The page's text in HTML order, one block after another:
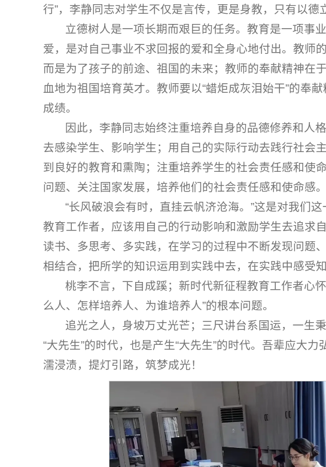
行”，李静同志对学生不仅是言传，更是身教，只有以德
立德树人是一项长期而艰巨的任务。教育是一项事
爱，是对自己事业不求回报的爱和全身心地付出。教师
而是为了孩子的前途、祖国的未来；教师的奉献精神在
血地为祖国培育英才。教师要以“蜡炬成灰泪始干”的奉
成绩。
因此，李静同志始终注重培养自身的品德修养和人
去感染学生、影响学生；用自己的实际行动去践行社会
到良好的教育和熏陶；注重培养学生的社会责任感和使
问题、关注国家发展，培养他们的社会责任感和使命感。
“长风破浪会有时，直挂云帆济沧海。”这是对我们
教育工作者，应该用自己的行动影响和激励学生去追求
读书、多思考、多实践，在学习的过程中不断发现问题
相结合，把所学的知识运用到实践中去，在实践中感受
桃李不言，下自成蹊；新时代新征程教育工作者心
么人、怎样培养人、为谁培养人”的根本问题。
追光之人，身坡万丈光芒；三尺讲台系国运，一生
“大先生”的时代，也是产生“大先生”的时代。吾辈应大
濡浸渍，提灯引路，筑梦成光！